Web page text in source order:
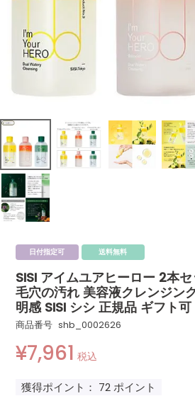
日付指定可 送料無料
SISI アイムユアヒーロー 2本
毛穴の汚れ 美容液クレンジン
明感 SISI シシ 正規品 ギフト可
商品番号 shb_0002626
¥7,961 税込
獲得ポイント： 72 ポイント